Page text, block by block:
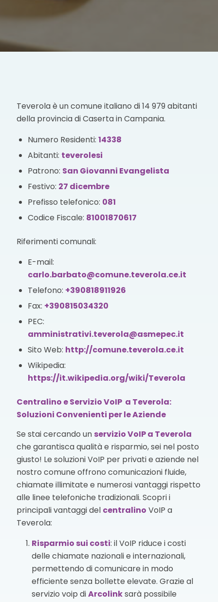
Teverola è un comune italiano di 14 979 abitanti
della provincia di Caserta in Campania.
Numero Residenti: 14338
Abitanti: teverolesi
Patrono: San Giovanni Evangelista
Festivo: 27 dicembre
Prefisso telefonico: 081
Codice Fiscale: 81001870617
Riferimenti comunali:
E-mail:
carlo.barbato@comune.teverola.ce.it
Telefono: +390818911926
Fax: +390815034320
PEC:
amministrativi.teverola@asmepec.it
Sito Web: http://comune.teverola.ce.it
Wikipedia:
https://it.wikipedia.org/wiki/Teverola
Centralino e Servizio VoIP a Teverola:
Soluzioni Convenienti per le Aziende
Se stai cercando un servizio VoIPa Teverola
che garantisca qualità e risparmio, sei nel posto
giusto! Le soluzioni VoIP per privati e aziende nel
nostro comune offrono comunicazioni fluide,
chiamate illimitate e numerosi vantaggi rispetto
alle linee telefoniche tradizionali. Scopri i
principali vantaggi del centralino VoIP a
Teverola:
Risparmio sui costi: il VoIP riduce i costi
delle chiamate nazionali e internazionali,
permettendo di comunicare in modo
efficiente senza bollette elevate. Grazie al
servizio voip diArcolinksarà possibile